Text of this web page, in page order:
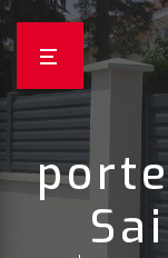
Panneau de